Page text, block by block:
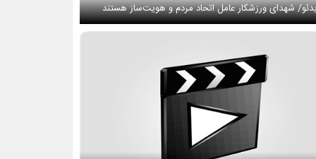
شهدای ورزشکار عامل اتحاد مردم و هویت‌ساز هستند